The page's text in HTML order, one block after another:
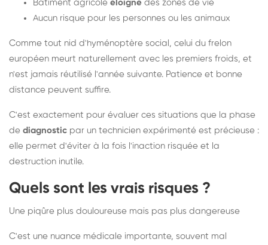
Bâtiment agricole éloigné des zones de vie
Aucun risque pour les personnes ou les animaux
Comme tout nid d'hyménoptère social, celui du frelon
européen meurt naturellement avec les premiers froids, et
n'est jamais réutilisé l'année suivante. Patience et bonne
distance peuvent suffire.
C'est exactement pour évaluer ces situations que la phase
de diagnostic par un technicien expérimenté est précieuse :
elle permet d'éviter à la fois l'inaction risquée et la
destruction inutile.
Quels sont les vrais risques ?
Une piqûre plus douloureuse mais pas plus dangereuse
C'est une nuance médicale importante, souvent mal